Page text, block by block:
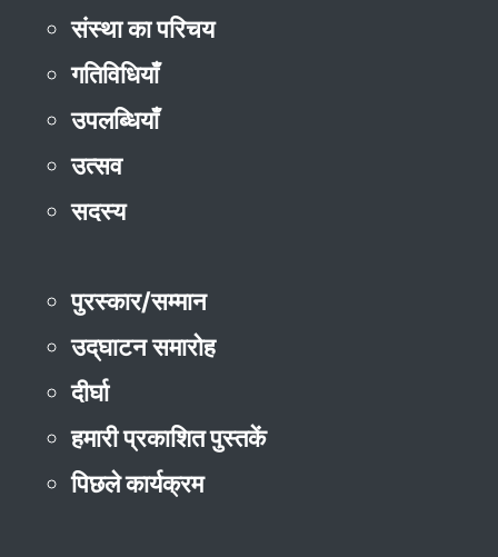
संस्था का परिचय
गतिविधियाँ
उपलब्धियाँ
उत्सव
सदस्य
पुरस्कार/सम्मान
उद्‌घाटन समारोह
दीर्घा
हमारी प्रकाशित पुस्तकें
पिछले कार्यक्रम